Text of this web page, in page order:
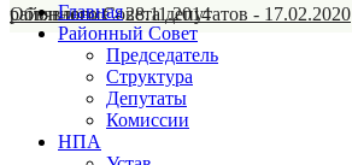
районного Совета депутатов - 17.02.2020
Объявление-28.11.2014
Главная
Районный Совет
Председатель
Структура
Депутаты
Комиссии
НПА